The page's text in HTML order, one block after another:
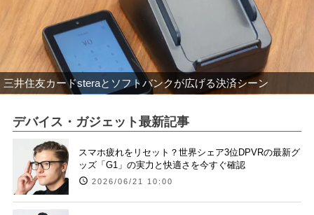
三井住友カードsteraとソフトバンクが広げる決済シーン
デバイス・ガジェット最新記事
スマホ疲れをリセット？世界シェア3位DPVRの最新グ
ッズ「G1」の実力と快適さを今すぐ確認
2026/06/21 10:00